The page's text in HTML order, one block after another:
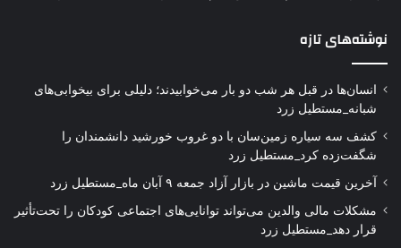
نوشته‌های تازه
انسان‌ها در قبل هر شب دو بار می‌خوابیدند؛ دلیلی برای بیخوابی‌های
شبانه_مستطیل زرد
کشف سه سیاره زمین‌سان با دو غروب خورشید دانشمندان را
شگفت‌زده کرد_مستطیل زرد
آخرین قیمت ماشین در بازار آزاد جمعه ۹ آبان ماه_مستطیل زرد
مشکلات مالی والدین می‌تواند توانایی‌های اجتماعی کودکان را تحت‌تأثیر
قرار دهد_مستطیل زرد